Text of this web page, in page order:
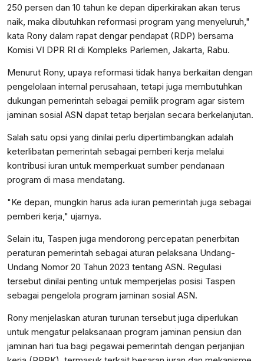
250 persen dan 10 tahun ke depan diperkirakan akan terus
naik, maka dibutuhkan reformasi program yang menyeluruh,"
kata Rony dalam rapat dengar pendapat (RDP) bersama
Komisi VI DPR RI di Kompleks Parlemen, Jakarta, Rabu.
Menurut Rony, upaya reformasi tidak hanya berkaitan dengan
pengelolaan internal perusahaan, tetapi juga membutuhkan
dukungan pemerintah sebagai pemilik program agar sistem
jaminan sosial ASN dapat tetap berjalan secara berkelanjutan.
Salah satu opsi yang dinilai perlu dipertimbangkan adalah
keterlibatan pemerintah sebagai pemberi kerja melalui
kontribusi iuran untuk memperkuat sumber pendanaan
program di masa mendatang.
"Ke depan, mungkin harus ada iuran pemerintah juga sebagai
pemberi kerja," ujarnya.
Selain itu, Taspen juga mendorong percepatan penerbitan
peraturan pemerintah sebagai aturan pelaksana Undang-
Undang Nomor 20 Tahun 2023 tentang ASN. Regulasi
tersebut dinilai penting untuk memperjelas posisi Taspen
sebagai pengelola program jaminan sosial ASN.
Rony menjelaskan aturan turunan tersebut juga diperlukan
untuk mengatur pelaksanaan program jaminan pensiun dan
jaminan hari tua bagi pegawai pemerintah dengan perjanjian